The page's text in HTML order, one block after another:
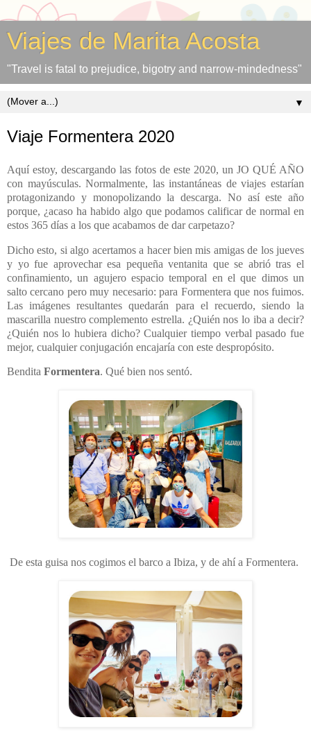
Viajes de Marita Acosta
"Travel is fatal to prejudice, bigotry and narrow-mindedness"
▼
Viaje Formentera 2020
Aquí estoy, descargando las fotos de este 2020, un JO QUÉ AÑO
con mayúsculas. Normalmente, las instantáneas de viajes estarían
protagonizando y monopolizando la descarga. No así este año
porque, ¿acaso ha habido algo que podamos calificar de normal en
estos 365 días a los que acabamos de dar carpetazo?
Dicho esto, si algo acertamos a hacer bien mis amigas de los jueves
y yo fue aprovechar esa pequeña ventanita que se abrió tras el
confinamiento, un agujero espacio temporal en el que dimos un
salto cercano pero muy necesario: para Formentera que nos fuimos.
Las imágenes resultantes quedarán para el recuerdo, siendo la
mascarilla nuestro complemento estrella. ¿Quién nos lo iba a decir?
¿Quién nos lo hubiera dicho? Cualquier tiempo verbal pasado fue
mejor, cualquier conjugación encajaría con este despropósito.
Bendita Formentera. Qué bien nos sentó.
De esta guisa nos cogimos el barco a Ibiza, y de ahí a Formentera.